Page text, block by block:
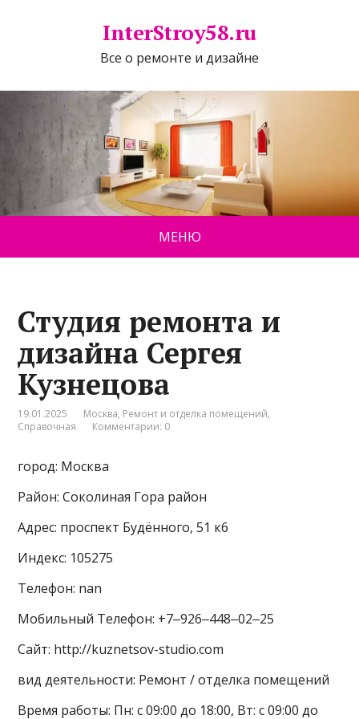
InterStroy58.ru
Все о ремонте и дизайне
МЕНЮ
Студия ремонта и
дизайна Сергея
Кузнецова
19.01.2025 Москва, Ремонт и отделка помещений,
Справочная
Комментарии: 0
город: Москва
Район: Соколиная Гора район
Адрес: проспект Будённого, 51 к6
Индекс: 105275
Телефон: nan
Мобильный Телефон: +7‒926‒448‒02‒25
Сайт: http://kuznetsov-studio.com
вид деятельности: Ремонт / отделка помещений
Время работы: Пн: с 09:00 до 18:00, Вт: с 09:00 до